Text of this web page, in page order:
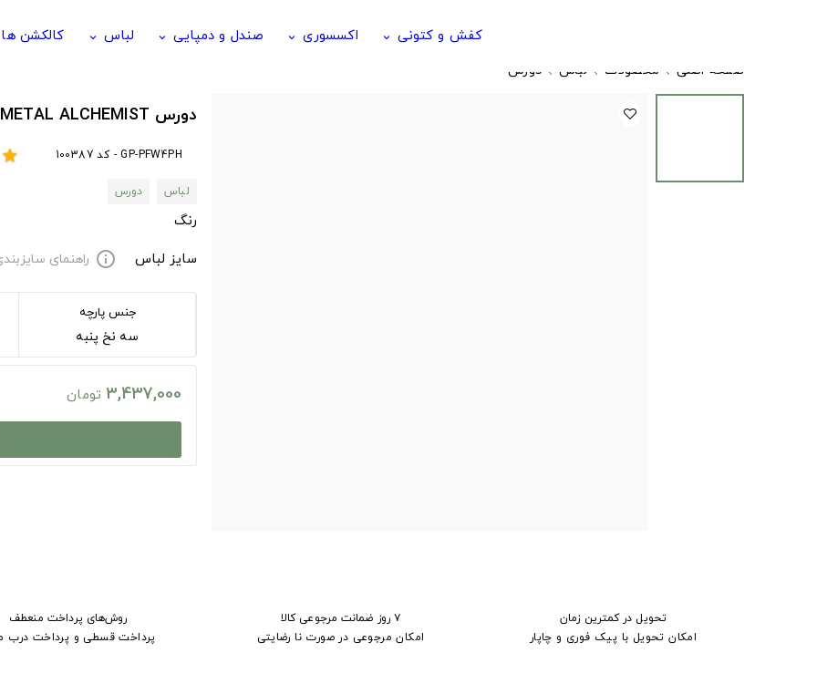
کفش و کتونی keyboard_arrow_down اکسسوری keyboard_arrow_down صندل و دمپایی keyboard_arrow_down لباس keyboard_arrow_down کالکشن ها
صفحه اصلی محصولات لباس دورس
دورس FULLMETAL ALCHEMIST دورس انیمه فول متال
GP-PFW4PH - کد 100387 star
لباس
دورس
رنگ
سایز لباس
info راهنمای
جنس پارچه
سه نخ پنبه
3,437,000 تومان
تحویل در کمترین زمان
امکان تحویل با پیک فوری و چاپار
۷ روز ضمانت مرجوعی کالا
امکان مرجوعی در صورت نا رضایتی
روش‌های پرداخت منعطف
پرداخت قسطی و پرداخت درب